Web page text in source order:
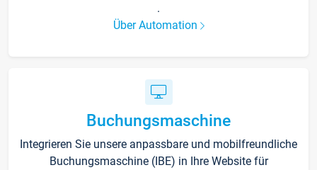
.
Über Automation
Buchungsmaschine
Integrieren Sie unsere anpassbare und mobilfreundliche
Buchungsmaschine (IBE) in Ihre Website für